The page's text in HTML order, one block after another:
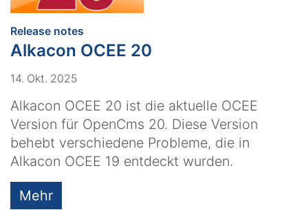
Release notes
Alkacon OCEE 20
14. Okt. 2025
Alkacon OCEE 20 ist die aktuelle OCEE
Version für OpenCms 20. Diese Version
behebt verschiedene Probleme, die in
Alkacon OCEE 19 entdeckt wurden.
Mehr